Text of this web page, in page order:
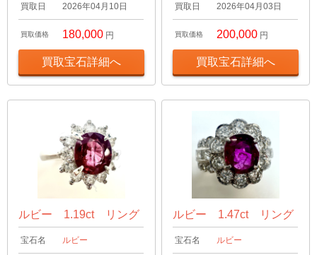
買取日 2026年04月10日
買取価格 180,000 円
買取宝石詳細へ
買取日 2026年04月03日
買取価格 200,000 円
買取宝石詳細へ
ルビー 1.19ct リング
宝石名 ルビー
ルビー 1.47ct リング
宝石名 ルビー